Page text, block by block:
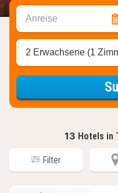
Anreise
2 Erwachsene (1
13 Hotels in
Filter